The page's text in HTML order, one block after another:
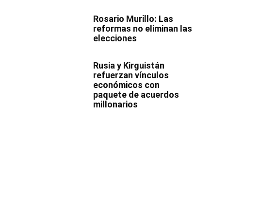
Rosario Murillo: Las
reformas no eliminan las
elecciones
Rusia y Kirguistán
refuerzan vínculos
económicos con
paquete de acuerdos
millonarios